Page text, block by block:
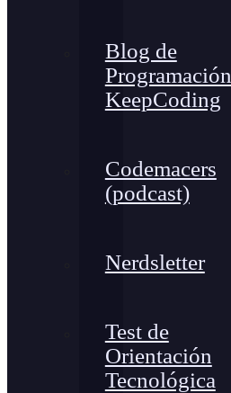
Blog de
Programación
KeepCoding
Codemacers
(podcast)
Nerdsletter
Test de
Orientación
Tecnológica